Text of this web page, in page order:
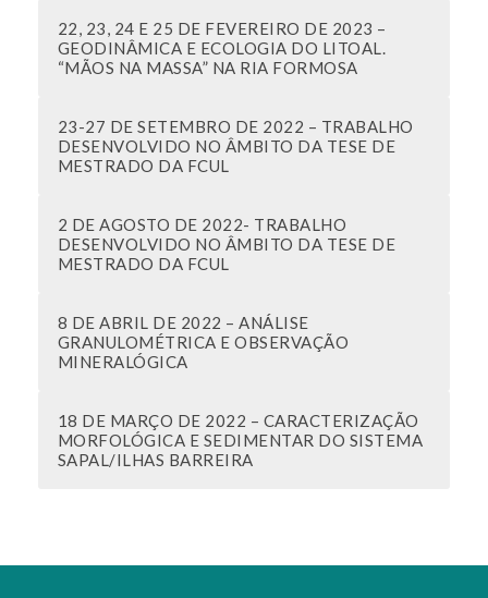
22, 23, 24 E 25 DE FEVEREIRO DE 2023 –
GEODINÂMICA E ECOLOGIA DO LITOAL.
“MÃOS NA MASSA” NA RIA FORMOSA
23-27 DE SETEMBRO DE 2022 – TRABALHO
DESENVOLVIDO NO ÂMBITO DA TESE DE
MESTRADO DA FCUL
2 DE AGOSTO DE 2022- TRABALHO
DESENVOLVIDO NO ÂMBITO DA TESE DE
MESTRADO DA FCUL
8 DE ABRIL DE 2022 – ANÁLISE
GRANULOMÉTRICA E OBSERVAÇÃO
MINERALÓGICA
18 DE MARÇO DE 2022 – CARACTERIZAÇÃO
MORFOLÓGICA E SEDIMENTAR DO SISTEMA
SAPAL/ILHAS BARREIRA